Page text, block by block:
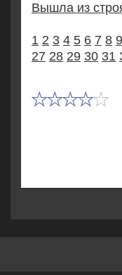
Вышла из
1 2 3 4 5 6 7 8 9
27 28 29 30 31